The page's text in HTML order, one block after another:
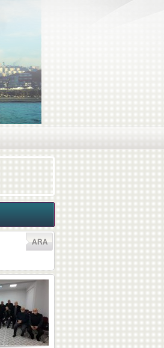
İLETİŞİM